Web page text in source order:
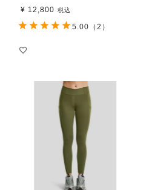
¥ 12,800 税込
5.00 （2）